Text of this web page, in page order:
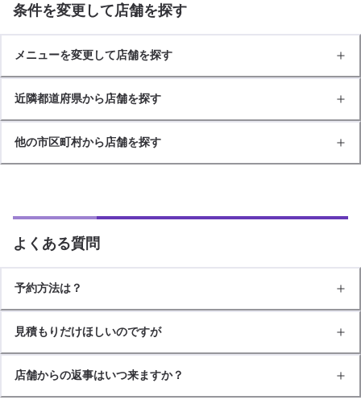
条件を変更して店舗を探す
メニューを変更して店舗を探す
近隣都道府県から店舗を探す
他の市区町村から店舗を探す
よくある質問
予約方法は？
見積もりだけほしいのですが
店舗からの返事はいつ来ますか？